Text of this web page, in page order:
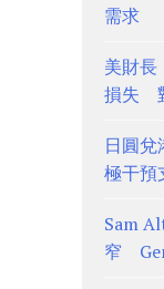
需求
美財長
損失
日圓
極干預
Sam
窄